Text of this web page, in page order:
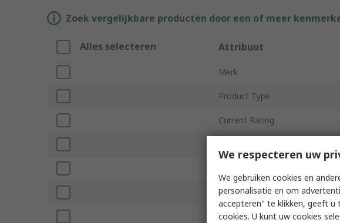
Zoek vergelijkbare producten door een of meer
Alles selecteren Attribuut
Merk
Product Type
Current Rating
Series
Width
We respecteren uw
We gebruiken cookies en
personalisatie en om
accepteren" te klikken, geeft u
cookies. U kunt uw cookies